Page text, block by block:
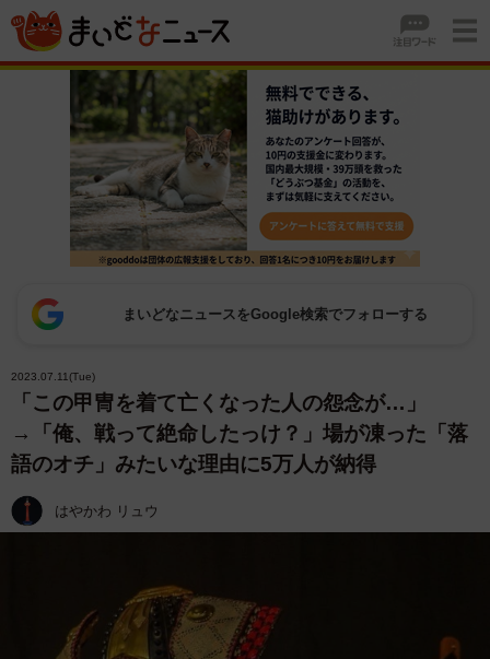
まいどなニュースをGoogle検索でフォローする
2023.07.11(Tue)
「この甲冑を着て亡くなった人の怨念が…」
→「俺、戦って絶命したっけ？」場が凍った「落
語のオチ」みたいな理由に5万人が納得
はやかわ リュウ